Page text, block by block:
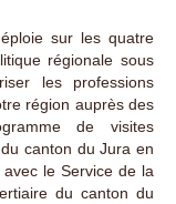
sur les quatre
régionale sous
les professions
région auprès des
de visites
canton du Jura en
le Service de la
du canton du